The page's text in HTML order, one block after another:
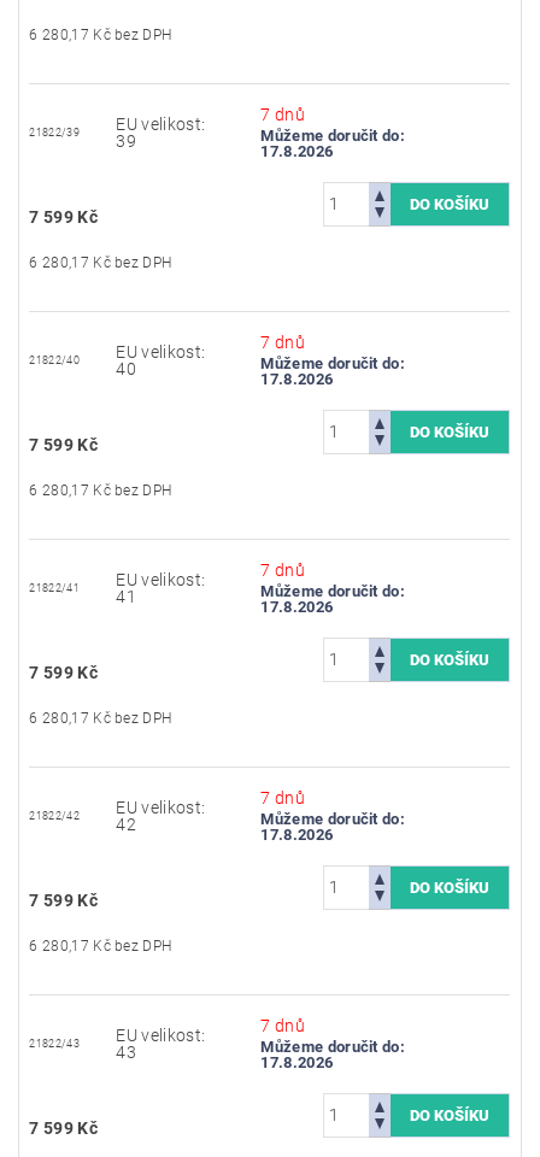
6 280,17 Kč bez DPH
21822/39
EU velikost:
39
7 dnů
Můžeme doručit do:
17.8.2026
7 599 Kč
6 280,17 Kč bez DPH
21822/40
EU velikost:
40
7 dnů
Můžeme doručit do:
17.8.2026
7 599 Kč
6 280,17 Kč bez DPH
21822/41
EU velikost:
41
7 dnů
Můžeme doručit do:
17.8.2026
7 599 Kč
6 280,17 Kč bez DPH
21822/42
EU velikost:
42
7 dnů
Můžeme doručit do:
17.8.2026
7 599 Kč
6 280,17 Kč bez DPH
21822/43
EU velikost:
43
7 dnů
Můžeme doručit do:
17.8.2026
7 599 Kč